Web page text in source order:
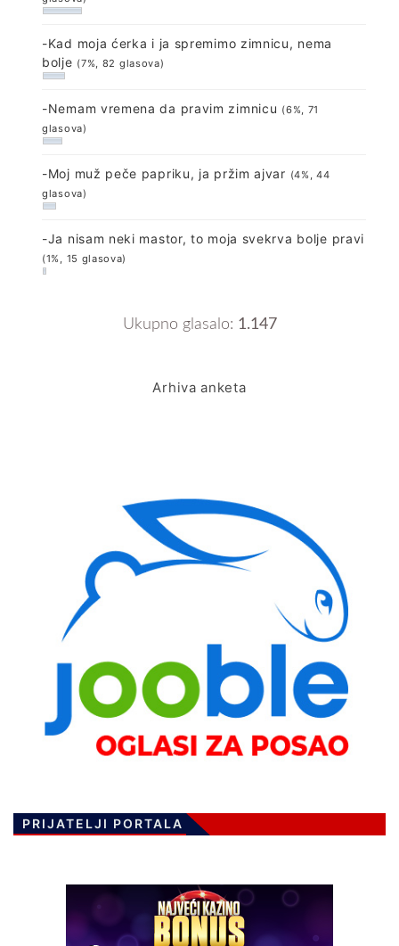
-Kad moja ćerka i ja spremimo zimnicu, nema
bolje (7%, 82 glasova)
-Nemam vremena da pravim zimnicu (6%, 71
glasova)
-Moj muž peče papriku, ja pržim ajvar (4%, 44
glasova)
-Ja nisam neki mastor, to moja svekrva bolje pravi
(1%, 15 glasova)
Ukupno glasalo: 1.147
Arhiva anketa
PRIJATELJI PORTALA